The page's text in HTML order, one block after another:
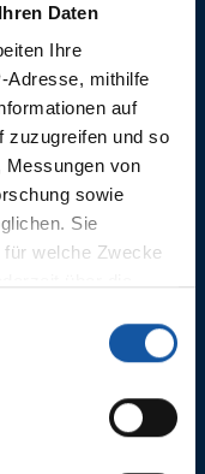
Daten
Ihre
Adresse, mithilfe
auf
zuzugreifen und so
Messungen von
sowie
Sie
welche Zwecke
Lage erfassen,
07.08.2026